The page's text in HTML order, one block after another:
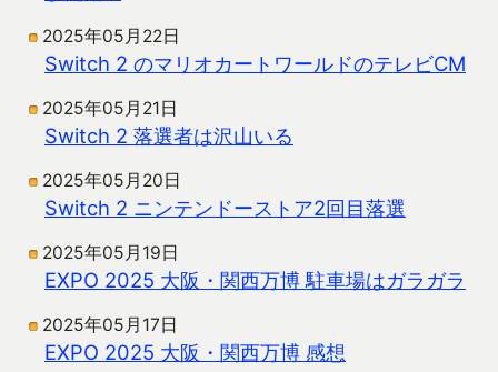
2025年05月22日
Switch 2 のマリオカートワールドのテレビCM
2025年05月21日
Switch 2 落選者は沢山いる
2025年05月20日
Switch 2 ニンテンドーストア2回目落選
2025年05月19日
EXPO 2025 大阪・関西万博 駐車場はガラガラ
2025年05月17日
EXPO 2025 大阪・関西万博 感想